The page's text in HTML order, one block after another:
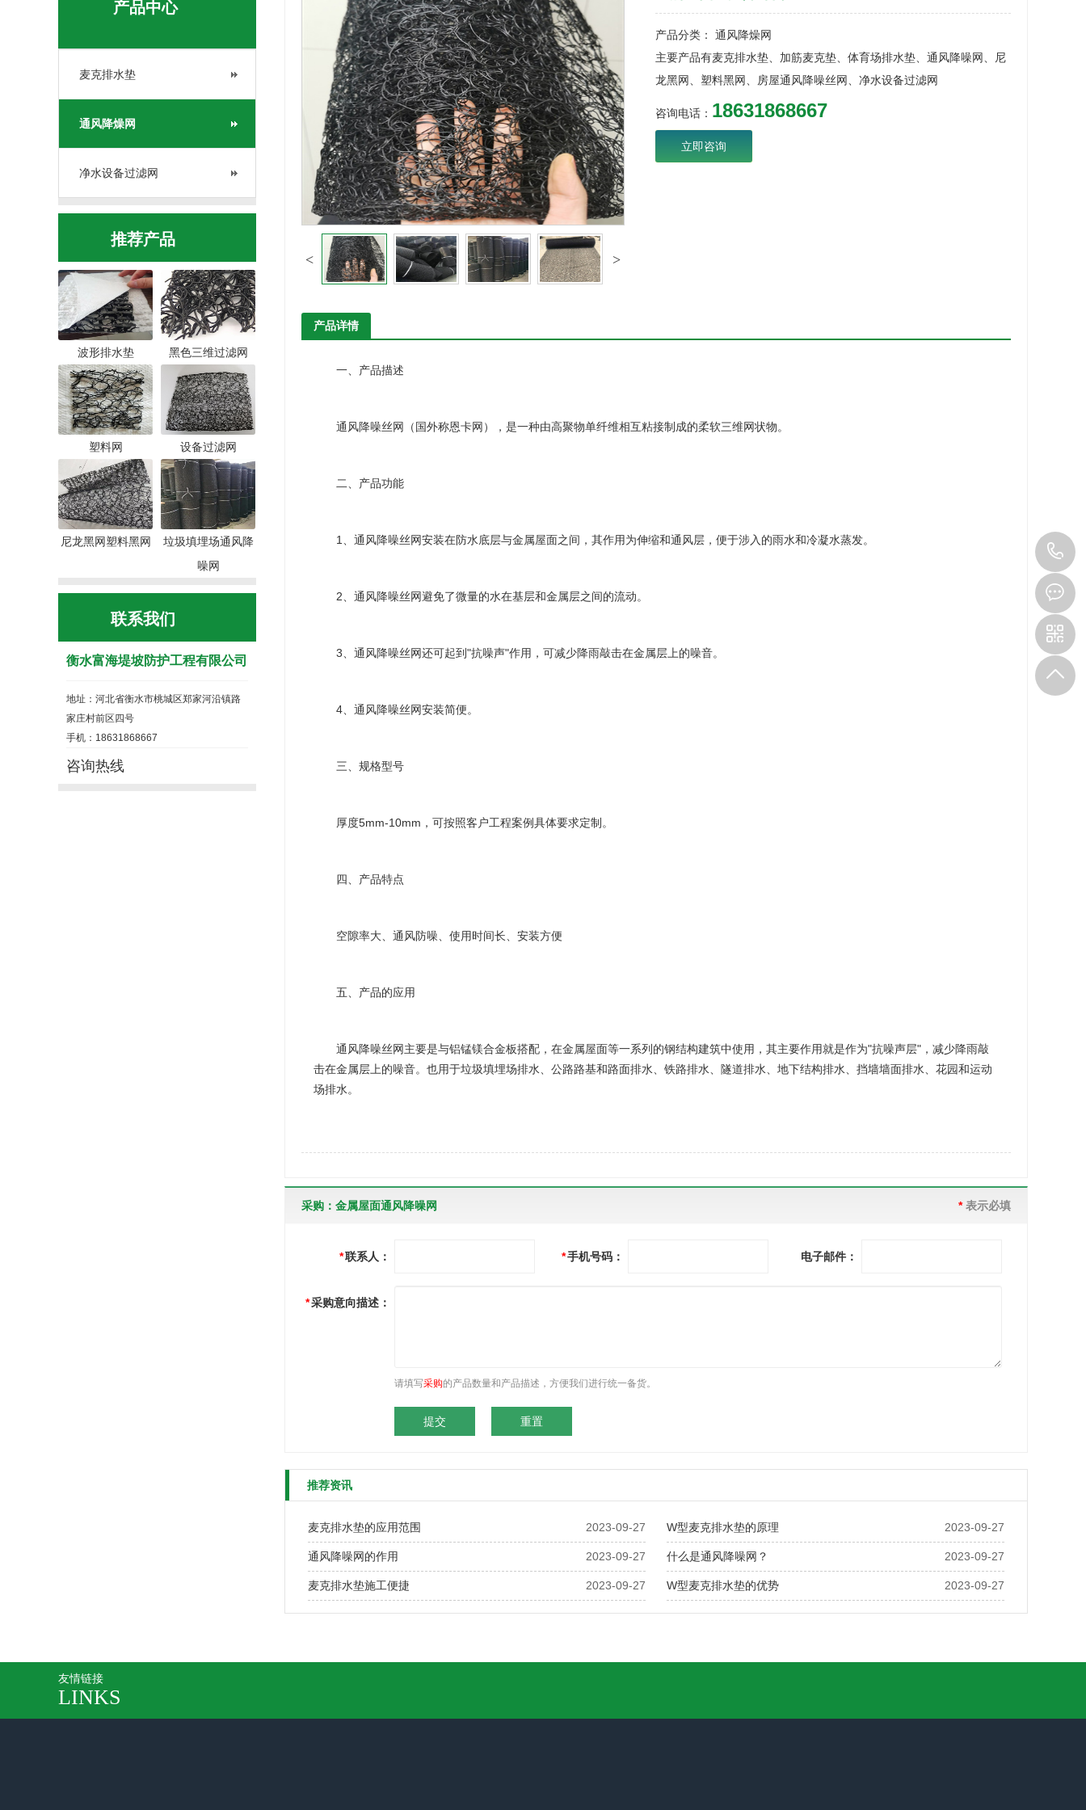
产品中心
麦克排水垫
通风降燥网
净水设备过滤网
推荐产品
波形排水垫 黑色三维过滤网
塑料网 设备过滤网
尼龙黑网塑料黑网
垃圾填埋场通风降
噪网
联系我们
衡水富海堤坡防护工程有限公司
地址：河北省衡水市桃城区郑家河沿镇路
家庄村前区四号
手机：18631868667
咨询热线
产品分类： 通风降燥网
主要产品有麦克排水垫、加筋麦克垫、体育场排水垫、通风降噪网、尼
龙黑网、塑料黑网、房屋通风降噪丝网、净水设备过滤网
咨询电话： 18631868667
立即咨询
产品详情
一、产品描述
通风降噪丝网（国外称恩卡网），是一种由高聚物单纤维相互粘接制成的柔软三维网状物。
二、产品功能
1、通风降噪丝网安装在防水底层与金属屋面之间，其作用为伸缩和通风层，便于涉入的雨水和冷凝水蒸发。
2、通风降噪丝网避免了微量的水在基层和金属层之间的流动。
3、通风降噪丝网还可起到"抗噪声"作用，可减少降雨敲击在金属层上的噪音。
4、通风降噪丝网安装简便。
三、规格型号
厚度5mm-10mm，可按照客户工程案例具体要求定制。
四、产品特点
空隙率大、通风防噪、使用时间长、安装方便
五、产品的应用
通风降噪丝网主要是与铝锰镁合金板搭配，在金属屋面等一系列的钢结构建筑中使用，其主要作用就是作为"抗噪声层"，减少降雨敲
击在金属层上的噪音。也用于垃圾填埋场排水、公路路基和路面排水、铁路排水、隧道排水、地下结构排水、挡墙墙面排水、花园和运动
场排水。
采购：金属屋面通风降噪网 *表示必填
*联系人： *手机号码： 电子邮件：
*采购意向描述：
请填写采购的产品数量和产品描述，方便我们进行统一备货。
推荐资讯
2023-09-27
麦克排水垫的应用范围 2023-09-27
W型麦克排水垫的原理
2023-09-27
通风降噪网的作用 2023-09-27
什么是通风降噪网？
2023-09-27
麦克排水垫施工便捷 2023-09-27
W型麦克排水垫的优势
友情链接
LINKS